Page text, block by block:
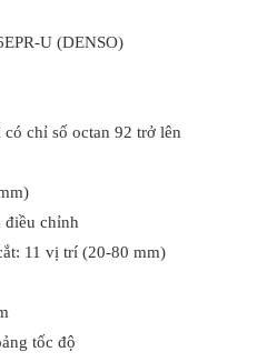
U (DENSO)
chỉ số octan 92 trở lên
điều chỉnh
11 vị trí (20-80 mm)
tốc độ